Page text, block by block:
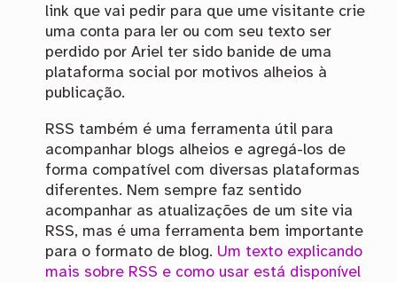
link que vai pedir para que ume visitante crie
uma conta para ler ou com seu texto ser
perdido por Ariel ter sido banide de uma
plataforma social por motivos alheios à
publicação.
RSS também é uma ferramenta útil para
acompanhar blogs alheios e agregá-los de
forma compatível com diversas plataformas
diferentes. Nem sempre faz sentido
acompanhar as atualizações de um site via
RSS, mas é uma ferramenta bem importante
para o formato de blog. Um texto explicando
mais sobre RSS e como usar está disponível